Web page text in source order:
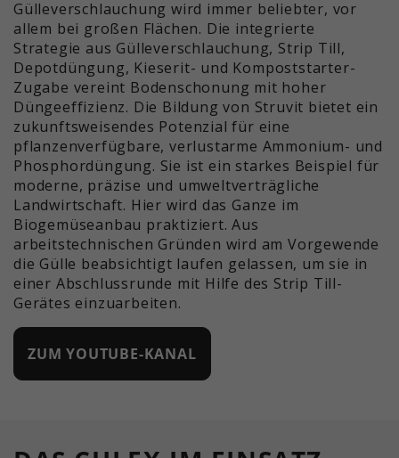
Gülleverschlauchung wird immer beliebter, vor
allem bei großen Flächen. Die integrierte
Strategie aus Gülleverschlauchung, Strip Till,
Depotdüngung, Kieserit- und Kompoststarter-
Zugabe vereint Bodenschonung mit hoher
Düngeeffizienz. Die Bildung von Struvit bietet ein
zukunftsweisendes Potenzial für eine
pflanzenverfügbare, verlustarme Ammonium- und
Phosphordüngung. Sie ist ein starkes Beispiel für
moderne, präzise und umweltverträgliche
Landwirtschaft. Hier wird das Ganze im
Biogemüseanbau praktiziert. Aus
arbeitstechnischen Gründen wird am Vorgewende
die Gülle beabsichtigt laufen gelassen, um sie in
einer Abschlussrunde mit Hilfe des Strip Till-
Gerätes einzuarbeiten.
ZUM YOUTUBE-KANAL